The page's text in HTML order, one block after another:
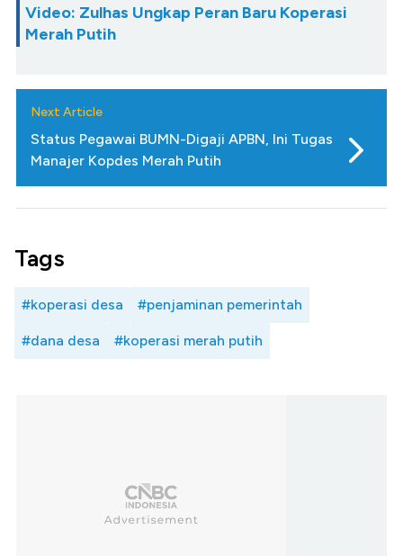
Video: Zulhas Ungkap Peran Baru Koperasi
Merah Putih
Next Article
Status Pegawai BUMN-Digaji APBN, Ini Tugas
Manajer Kopdes Merah Putih
Tags
#koperasi desa #penjaminan pemerintah
#dana desa #koperasi merah putih